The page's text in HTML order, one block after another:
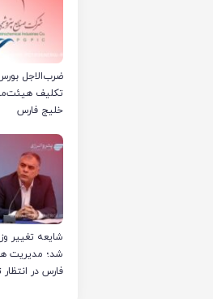
ضرب‌الاجل
تکلیف
خلیج فارس
شایعه تغییر
شد؛ مدیریت
فارس در